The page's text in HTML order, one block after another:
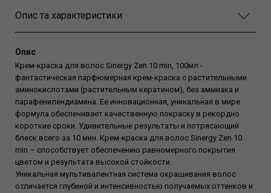
Опис та характеристики
Опис
Крем-краска для волос Sinergy Zen 10 min, 100мл -
фантастическая парфюмерная крем-краска с растительными
аминокислотами (растительным кератином), без аммиака и
парафенилендиамина. Ее инновационная, уникальная в мире
формула обеспечивает качественную покраску в рекордно
короткие сроки. Удивительные результаты и потрясающий
блеск всего за 10 мин. Крем-краска для волос Sinergy Zen 10
min – способствует обеспечению равномерного покрытия
цветом и результата высокой стойкости.
Уникальная мультивалентная система окрашивания волос
отличается глубиной и интенсивностью получаемых оттенков и